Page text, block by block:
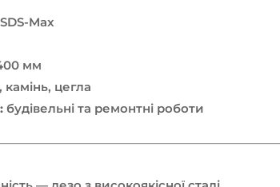
SDS-Max
мм
камінь, цегла
: будівельні та ремонтні роботи